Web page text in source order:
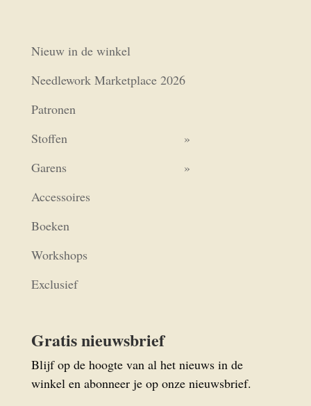
Nieuw in de winkel
Needlework Marketplace 2026
Patronen
Stoffen
Garens
Accessoires
Boeken
Workshops
Exclusief
Gratis nieuwsbrief
Blijf op de hoogte van al het nieuws in de
winkel en abonneer je op onze nieuwsbrief.